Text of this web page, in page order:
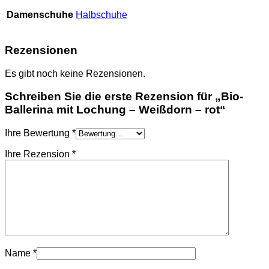
Damenschuhe Halbschuhe
Rezensionen
Es gibt noch keine Rezensionen.
Schreiben Sie die erste Rezension für „Bio-
Ballerina mit Lochung – Weißdorn – rot“
Ihre Bewertung *
Ihre Rezension *
Name *